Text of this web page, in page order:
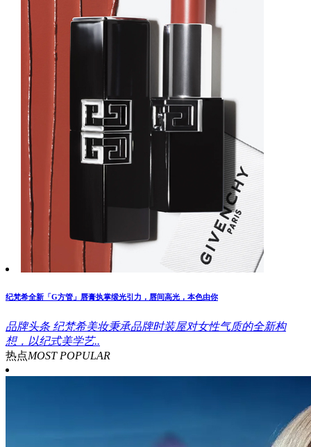
纪梵希全新「G方管」唇膏执掌缎光引力，唇间高光，本色由你
品牌头条 纪梵希美妆秉承品牌时装屋对女性气质的全新构
想，以纪式美学艺..
热点MOST POPULAR